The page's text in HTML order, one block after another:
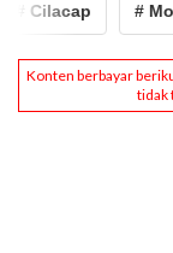
Cilacap #